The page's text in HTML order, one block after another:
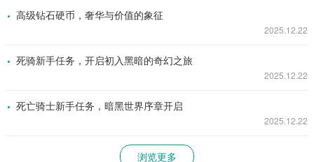
高级钻石硬币，奢华与价值的象征
2025.12.22
死骑新手任务，开启初入黑暗的奇幻之旅
2025.12.22
死亡骑士新手任务，暗黑世界序章开启
2025.12.22
浏览更多